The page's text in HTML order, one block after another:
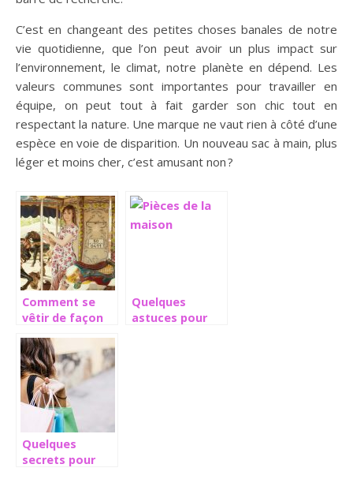
C’est en changeant des petites choses banales de notre
vie quotidienne, que l’on peut avoir un plus impact sur
l’environnement, le climat, notre planète en dépend. Les
valeurs communes sont importantes pour travailler en
équipe, on peut tout à fait garder son chic tout en
respectant la nature. Une marque ne vaut rien à côté d’une
espèce en voie de disparition. Un nouveau sac à main, plus
léger et moins cher, c’est amusant non ?
Comment se
vêtir de façon
pendant la
grossesse?
Quelques
astuces pour
Quelques
secrets pour